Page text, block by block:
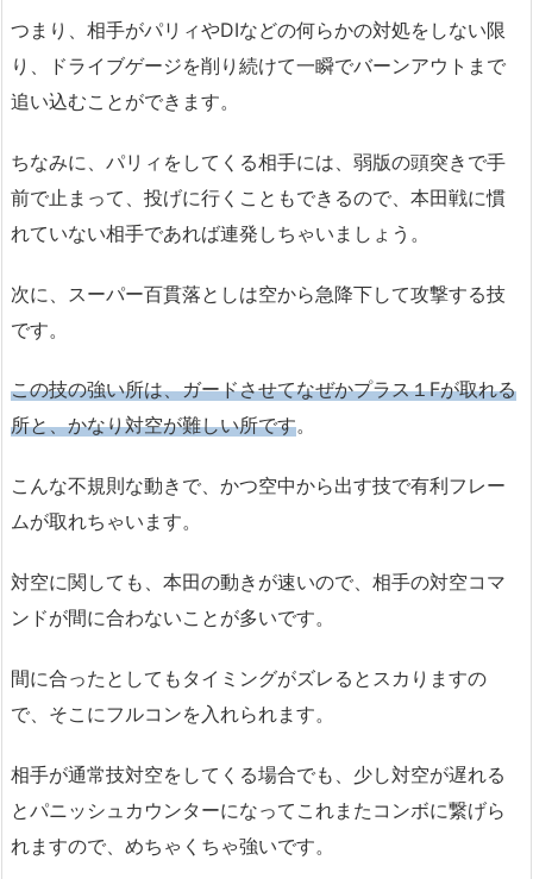
つまり、相手がパリィやDIなどの何らかの対処をしない限
り、ドライブゲージを削り続けて一瞬でバーンアウトまで
追い込むことができます。
ちなみに、パリィをしてくる相手には、弱版の頭突きで手
前で止まって、投げに行くこともできるので、本田戦に慣
れていない相手であれば連発しちゃいましょう。
次に、スーパー百貫落としは空から急降下して攻撃する技
です。
この技の強い所は、ガードさせてなぜかプラス１Fが取れる
所と、かなり対空が難しい所です。
こんな不規則な動きで、かつ空中から出す技で有利フレー
ムが取れちゃいます。
対空に関しても、本田の動きが速いので、相手の対空コマ
ンドが間に合わないことが多いです。
間に合ったとしてもタイミングがズレるとスカりますの
で、そこにフルコンを入れられます。
相手が通常技対空をしてくる場合でも、少し対空が遅れる
とパニッシュカウンターになってこれまたコンボに繋げら
れますので、めちゃくちゃ強いです。